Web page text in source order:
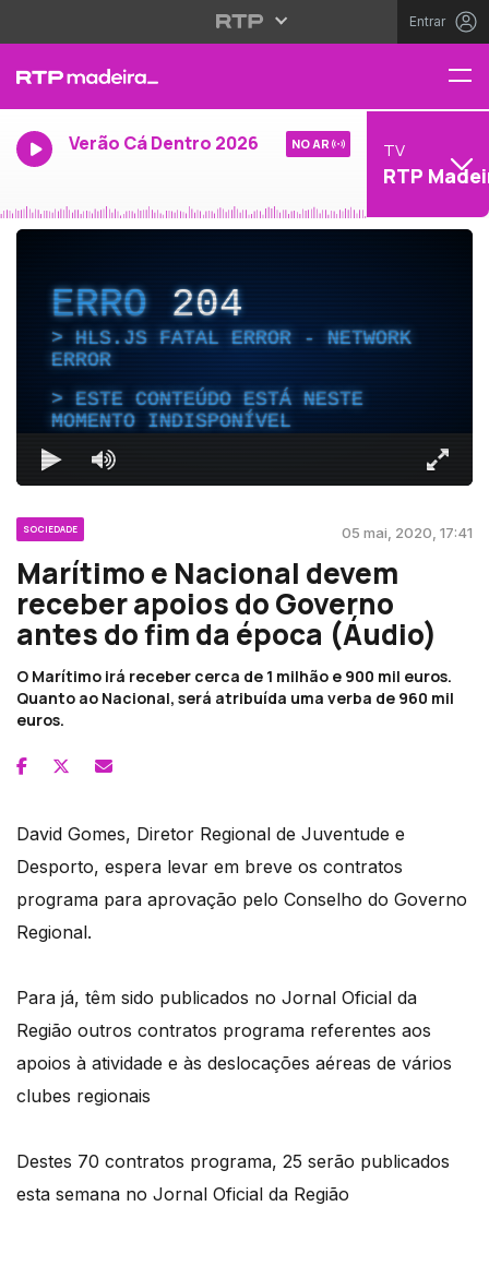
Entrar
Verão Cá Dentro 2026 NO AR TV
RTP
ERRO204
HLS.JS FATAL ERROR - NETWORK
ERROR
ESTE CONTEÚDO ESTÁ NESTE
MOMENTO INDISPONÍVEL
SOCIEDADE 05 mai, 2020, 17:41
Marítimo e Nacional devem
receber apoios do Governo
antes do fim da época (Áudio)
O Marítimo irá receber cerca de 1 milhão e 900 mil euros.
Quanto ao Nacional, será atribuída uma verba de 960 mil
euros.
David Gomes, Diretor Regional de Juventude e
Desporto, espera levar em breve os contratos
programa para aprovação pelo Conselho do Governo
Regional.
Para já, têm sido publicados no Jornal Oficial da
Região outros contratos programa referentes aos
apoios à atividade e às deslocações aéreas de vários
clubes regionais
Destes 70 contratos programa, 25 serão publicados
esta semana no Jornal Oficial da Região